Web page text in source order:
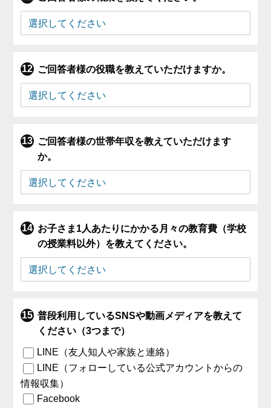
ご回答者様の役職を教えていただけますか。
ご回答者様の世帯年収を教えていただけます
か。
お子さま1人あたりにかかる月々の教育費（学校
の授業料以外）を教えてください。
普段利用しているSNSや動画メディアを教えて
ください（3つまで）
LINE（友人知人や家族と連絡）
LINE（フォローしている公式アカウントからの
情報収集）
Facebook